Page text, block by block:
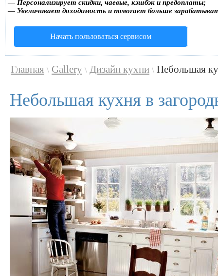
— Персонализирует скидки, чаевые, кэшбэк и предоплаты;
— Увеличивает доходимость и помогает больше
Начать пользоваться сервисом
Главная \ Gallery \ Дизайн кухни \ Небольшая
Небольшая кухня в